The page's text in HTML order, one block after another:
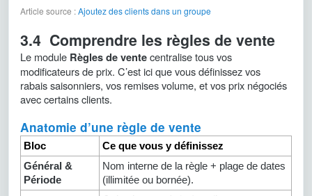
Article source :Ajoutez des clients dans un groupe
3.4 Comprendre les règles de vente
Le module Règles de ventecentralise tous vos
modificateurs de prix. C’est ici que vous définissez vos
rabais saisonniers, vos remises volume, et vos prix négociés
avec certains clients.
Anatomie d’une règle de vente
Bloc
Ce que vous y définissez
Général &
Période
Nom interne de la règle + plage de dates
(illimitée ou bornée).